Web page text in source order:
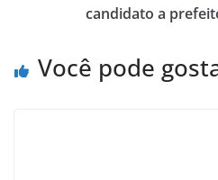
candidato a
Você pode